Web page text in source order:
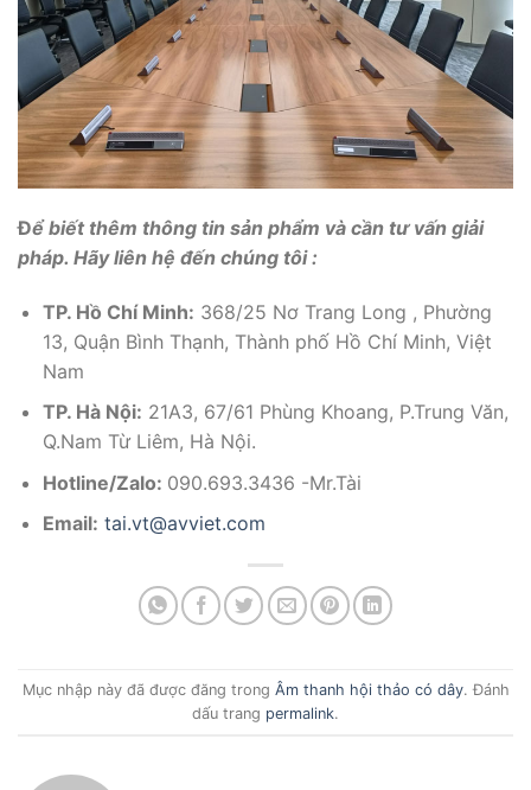
Để biết thêm thông tin sản phẩm và cần tư vấn giải
pháp. Hãy liên hệ đến chúng tôi :
TP. Hồ Chí Minh: 368/25 Nơ Trang Long , Phường
13, Quận Bình Thạnh, Thành phố Hồ Chí Minh, Việt
Nam
TP. Hà Nội: 21A3, 67/61 Phùng Khoang, P.Trung Văn,
Q.Nam Từ Liêm, Hà Nội.
Hotline/Zalo: 090.693.3436 -Mr.Tài
Email: tai.vt@avviet.com
Mục nhập này đã được đăng trong Âm thanh hội thảo có dây. Đánh
dấu trang permalink.